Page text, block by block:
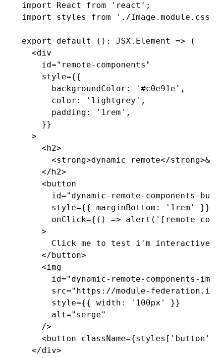
import
React from 'react' ;
import
styles from './Image.module.css'
export default () : JSX. Element => (
  <
div
    id
="remote-components"
    style
={{
      backgroundColor
: '#c0e91e' ,
      color
: 'lightgrey' ,
      padding
: '1rem' ,
    }}
  >
    <
h2>
      <
strong>dynamic remote</strong
    </
h2>
    <
button
      id
="dynamic-remote-components-
      style
={{ marginBottom : '1rem'
}}
      onClick
={() => alert ( '[remote-
    >
      Click me to test i'm interactive!
    </
button>
    <
img
      id
="dynamic-remote-components-
      src
="https://module-federation.io/
      style
={{ width : '100px'
}}
      alt
="serge"
    />
    <
button className={styles[ 'button'
  </
div>